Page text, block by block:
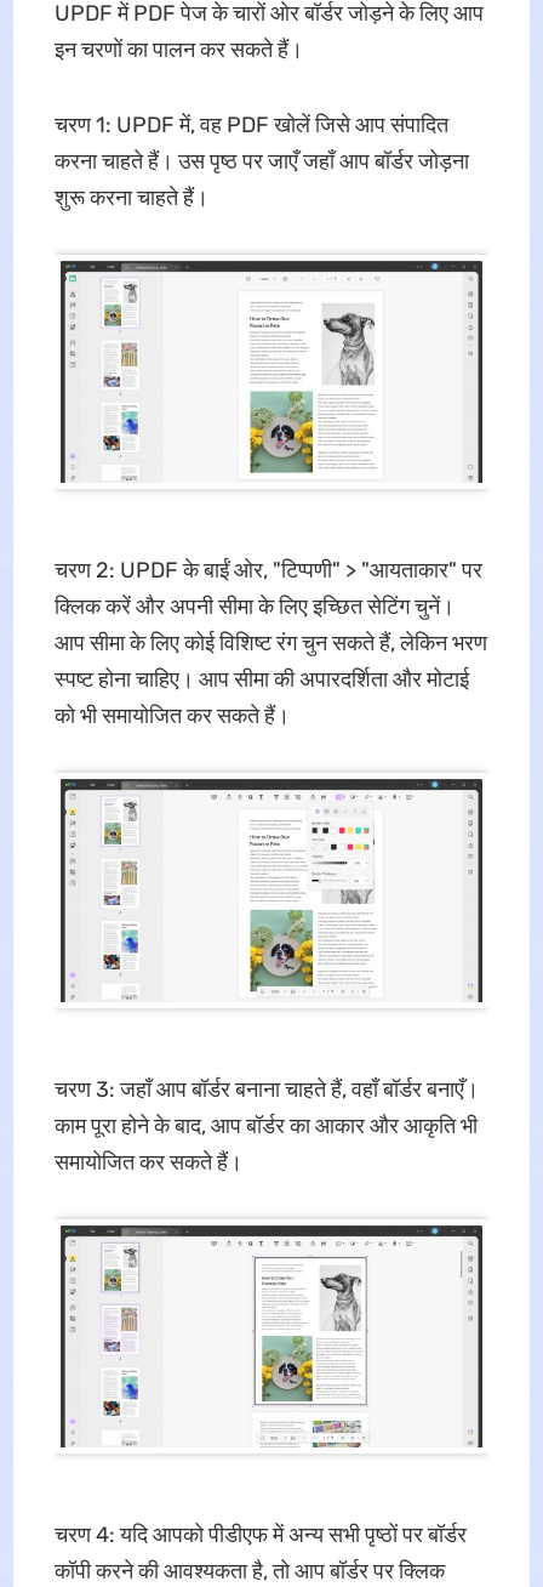
UPDF में PDF पेज के चारों ओर बॉर्डर जोड़ने के लिए आप
इन चरणों का पालन कर सकते हैं।
चरण 1: UPDF में, वह PDF खोलें जिसे आप संपादित
करना चाहते हैं। उस पृष्ठ पर जाएँ जहाँ आप बॉर्डर जोड़ना
शुरू करना चाहते हैं।
चरण 2: UPDF के बाईं ओर, "टिप्पणी" > "आयताकार" पर
क्लिक करें और अपनी सीमा के लिए इच्छित सेटिंग चुनें।
आप सीमा के लिए कोई विशिष्ट रंग चुन सकते हैं, लेकिन भरण
स्पष्ट होना चाहिए। आप सीमा की अपारदर्शिता और मोटाई
को भी समायोजित कर सकते हैं।
चरण 3: जहाँ आप बॉर्डर बनाना चाहते हैं, वहाँ बॉर्डर बनाएँ।
काम पूरा होने के बाद, आप बॉर्डर का आकार और आकृति भी
समायोजित कर सकते हैं।
चरण 4: यदि आपको पीडीएफ में अन्य सभी पृष्ठों पर बॉर्डर
कॉपी करने की आवश्यकता है, तो आप बॉर्डर पर क्लिक